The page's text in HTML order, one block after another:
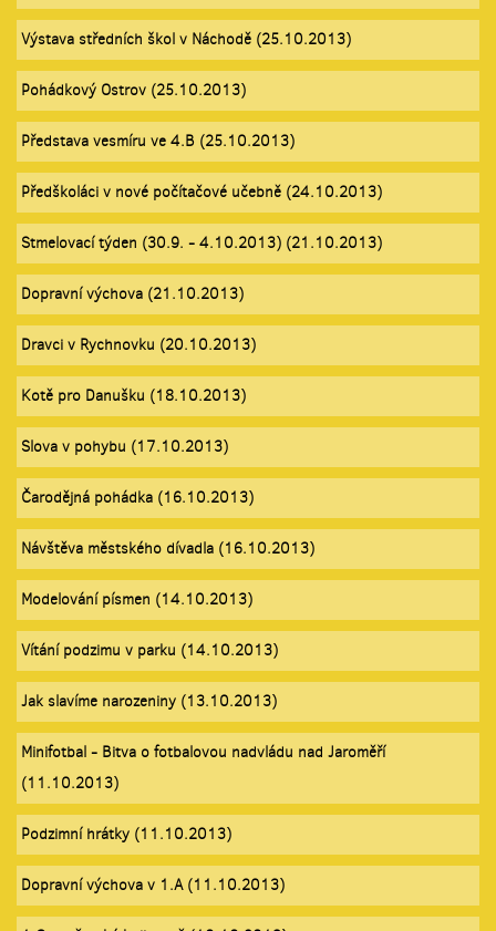
Výstava středních škol v Náchodě (25.10.2013)
Pohádkový Ostrov (25.10.2013)
Představa vesmíru ve 4.B (25.10.2013)
Předškoláci v nové počítačové učebně (24.10.2013)
Stmelovací týden (30.9. - 4.10.2013) (21.10.2013)
Dopravní výchova (21.10.2013)
Dravci v Rychnovku (20.10.2013)
Kotě pro Danušku (18.10.2013)
Slova v pohybu (17.10.2013)
Čarodějná pohádka (16.10.2013)
Návštěva městského dívadla (16.10.2013)
Modelování písmen (14.10.2013)
Vítání podzimu v parku (14.10.2013)
Jak slavíme narozeniny (13.10.2013)
Minifotbal - Bitva o fotbalovou nadvládu nad Jaroměří
(11.10.2013)
Podzimní hrátky (11.10.2013)
Dopravní výchova v 1.A (11.10.2013)